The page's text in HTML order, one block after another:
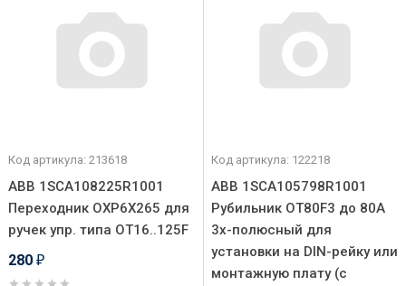
Код артикула: 213618
ABB 1SCA108225R1001
Переходник OXP6X265 для
ручек упр. типа OT16..125F
280 ₽
Код артикула: 122218
ABB 1SCA105798R1001
Рубильник OT80F3 до 80А
3х-полюсный для
установки на DIN-рейку или
монтажную плату (с